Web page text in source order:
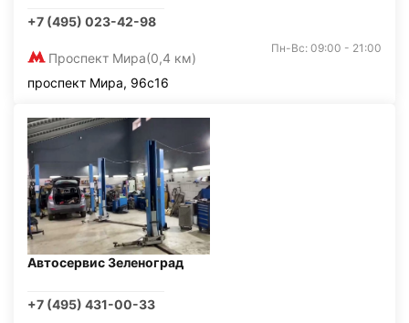
+7 (495) 023-42-98
Проспект Мира(0,4 км)
Пн-Вс: 09:00 - 21:00
проспект Мира, 96с16
Автосервис Зеленоград
+7 (495) 431-00-33